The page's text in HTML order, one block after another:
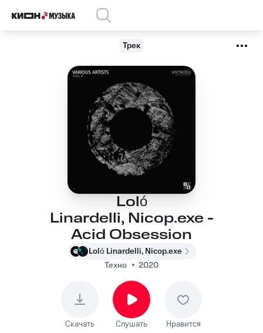
Трек
Loló
Linardelli, Nicop.exe -
Acid Obsession
Loló Linardelli, Nicop.exe
Техно
2020
Скачать Слушать Нравится